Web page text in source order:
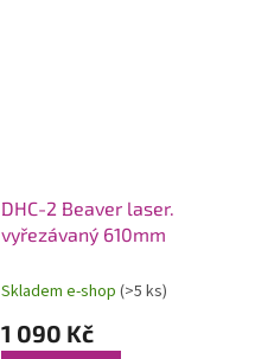
DHC-2 Beaver laser.
vyřezávaný 610mm
Skladem e-shop (>5 ks)
1 090 Kč